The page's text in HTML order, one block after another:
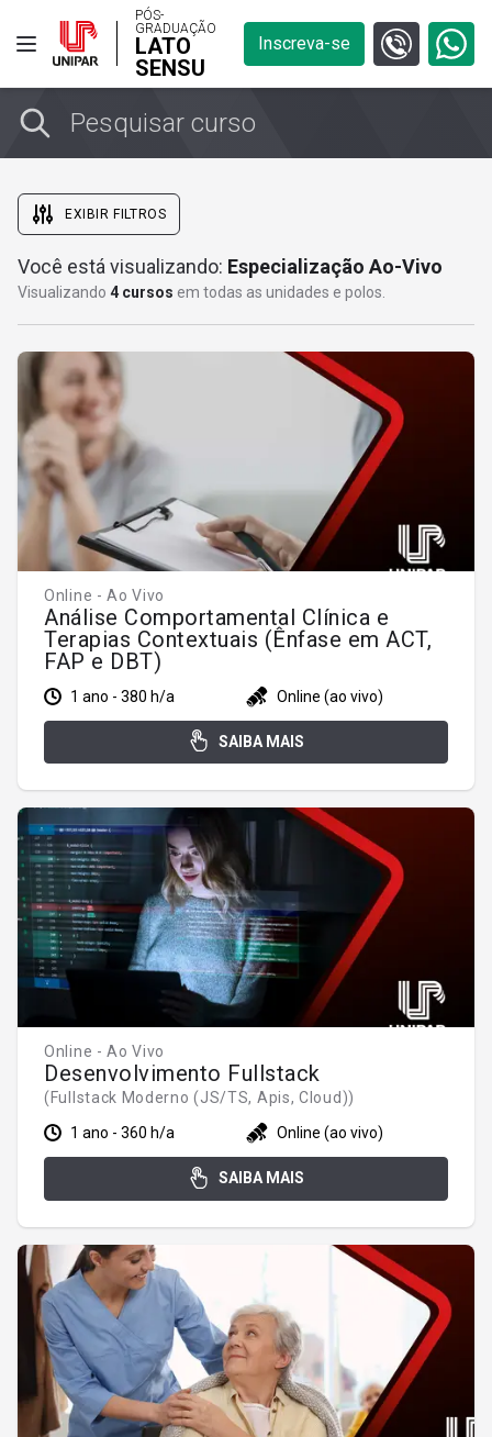
PÓS-
GRADUAÇÃO
LATO
SENSU
Inscreva-se
EXIBIR FILTROS
Online - Ao Vivo
Onde você quer estudar?
Área do conhecimento
Você está visualizando: Especialização Ao-Vivo
Visualizando 4 cursos em todas as unidades e polos.
Online - Ao Vivo
Análise Comportamental Clínica e
Terapias Contextuais (Ênfase em ACT,
FAP e DBT)
1 ano - 380 h/a Online (ao vivo)
SAIBA MAIS
Online - Ao Vivo
Desenvolvimento Fullstack
(Fullstack Moderno (JS/TS, Apis, Cloud))
1 ano - 360 h/a
Online (ao vivo)
SAIBA MAIS